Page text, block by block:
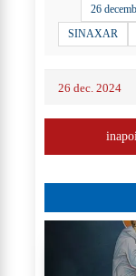
26
SINAXAR
26 dec. 2024